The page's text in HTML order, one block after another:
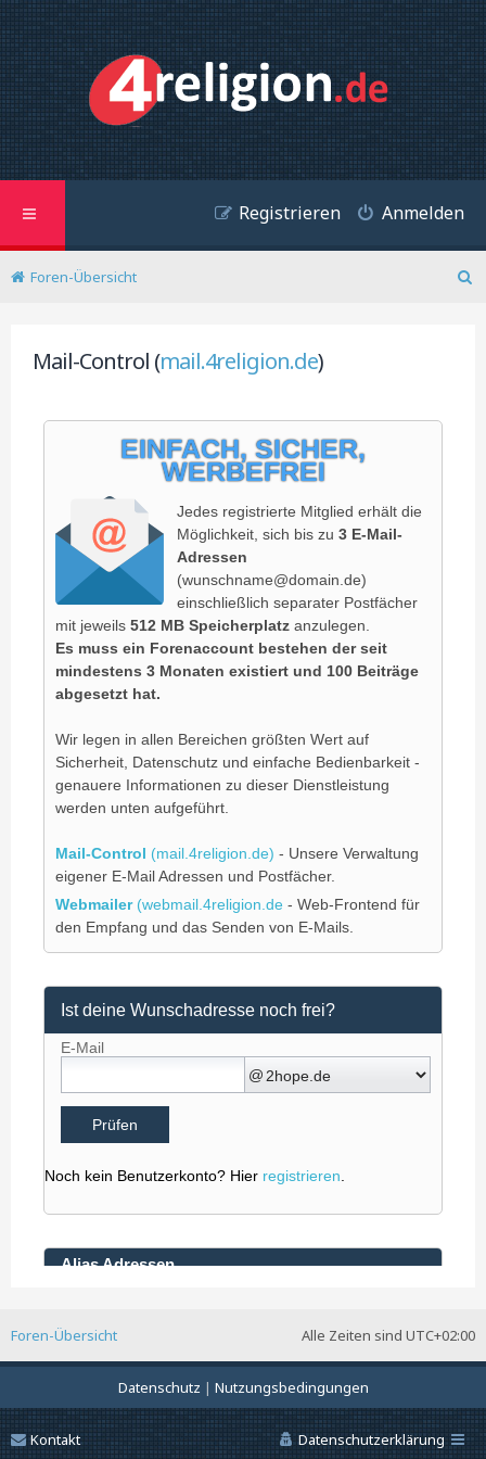
Anmelden
Registrieren
Foren-Übersicht
Mail-Control (mail.4religion.de)
Alle Zeiten sind UTC+02:00
Foren-Übersicht
Datenschutz | Nutzungsbedingungen
Datenschutzerklärung
Kontakt